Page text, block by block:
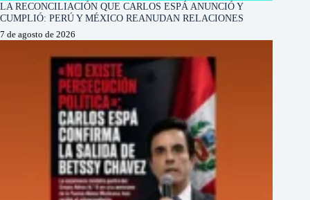
LA RECONCILIACIÓN QUE CARLOS ESPÁ ANUNCIÓ Y
CUMPLIÓ: PERÚ Y MÉXICO REANUDAN RELACIONES
7 de agosto de 2026